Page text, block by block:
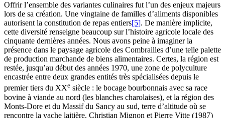
Offrir l’ensemble des variantes culinaires fut l’un des enjeux majeurs
lors de sa création. Une vingtaine de familles d’aliments disponibles
autorisent la constitution de repas entiers[5]. De manière implicite,
cette diversité renseigne beaucoup sur l’histoire agricole locale des
cinquante dernières années. Nous avons peine à imaginer la
présence dans le paysage agricole des Combrailles d’une telle palette
de production marchande de biens alimentaires. Certes, la région est
restée, jusqu’au début des années 1970, une zone de polyculture
encastrée entre deux grandes entités très spécialisées depuis le
premier tiers du XXe siècle : le bocage bourbonnais avec sa race
bovine à viande au nord (les blanches charolaises), et la région des
Monts-Dore et du Massif du Sancy au sud, terre d’altitude où se
rencontre la vache laitière. Christian Mignon et Pierre Vitte (1987)